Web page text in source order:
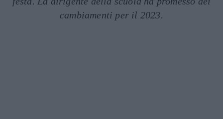
cambiamenti per il 2023.